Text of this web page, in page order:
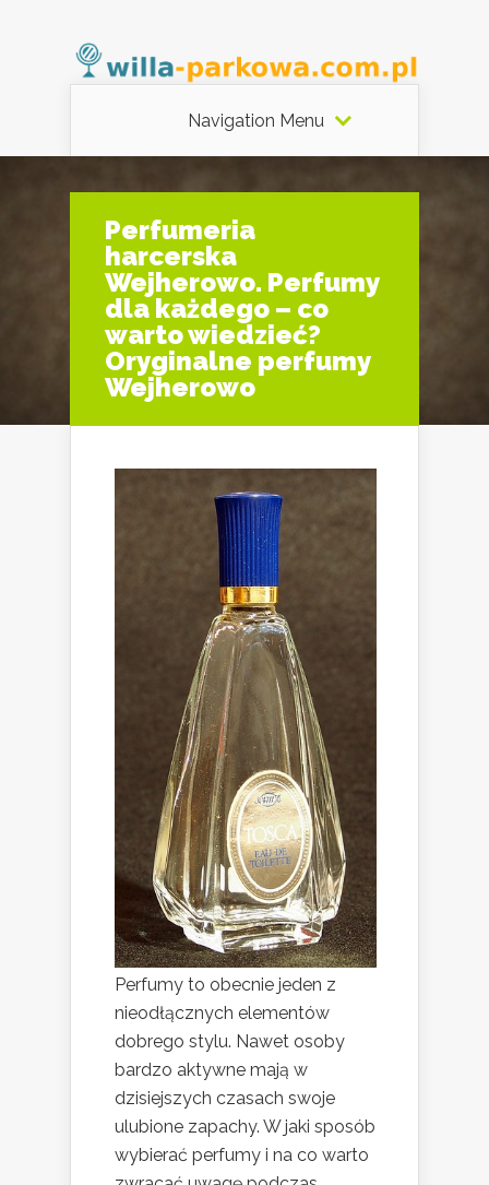
Navigation Menu
Perfumeria
harcerska
Wejherowo. Perfumy
dla każdego – co
warto wiedzieć?
Oryginalne perfumy
Wejherowo
Perfumy to obecnie jeden z
nieodłącznych elementów
dobrego stylu. Nawet osoby
bardzo aktywne mają w
dzisiejszych czasach swoje
ulubione zapachy. W jaki sposób
wybierać perfumy i na co warto